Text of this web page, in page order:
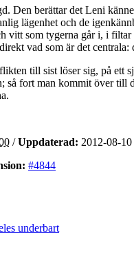
Den berättar det Leni
lägenhet och de
vitt som tygerna går i, i
vad som är det
till sist löser sig, på ett
så fort man kommit över till
/Uppdaterad: 2012-08-
#4844
underbart